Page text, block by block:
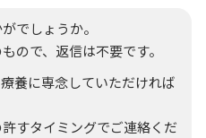
でしょうか。
ので、返信は不要です。
養に専念していただければ
すタイミングでご連絡くだ